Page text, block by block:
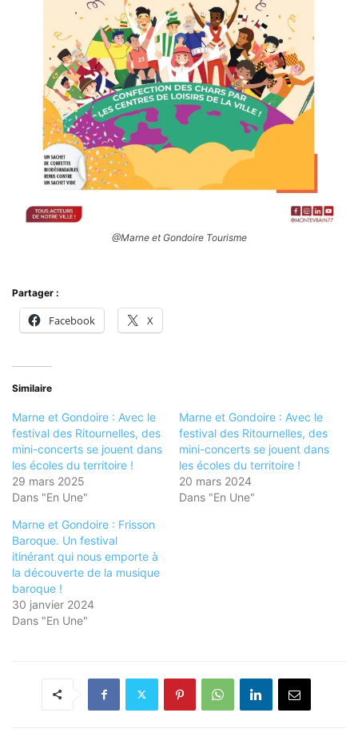
@Marne et Gondoire Tourisme
Partager :
Facebook X
Similaire
Marne et Gondoire : Avec le
festival des Ritournelles, des
mini-concerts se jouent dans
les écoles du territoire !
29 mars 2025
Dans "En Une"
Marne et Gondoire : Avec le
festival des Ritournelles, des
mini-concerts se jouent dans
les écoles du territoire !
20 mars 2024
Dans "En Une"
Marne et Gondoire : Frisson
Baroque. Un festival
itinérant qui nous emporte à
la découverte de la musique
baroque !
30 janvier 2024
Dans "En Une"